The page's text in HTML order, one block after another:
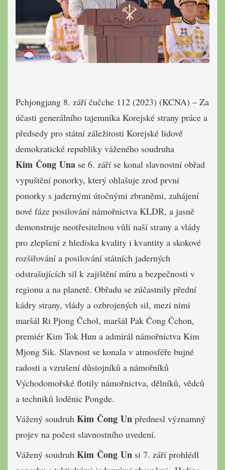
Pchjongjang 8. září čučche 112 (2023) (KCNA) – Za
účasti generálního tajemníka Korejské strany práce a
předsedy pro státní záležitosti Korejské lidově
demokratické republiky váženého soudruha
Kim Čong Una se 6. září se konal slavnostní obřad
vypuštění ponorky, který ohlašuje zrod první
ponorky s jadernými útočnými zbraněmi, zahájení
nové fáze posilování námořnictva KLDR, a jasně
demonstruje neotřesitelnou vůli naší strany a vlády
pro zlepšení z hlediska kvality i kvantity a skokové
rozšiřování a posilování státních jaderných
odstrašujících sil k zajištění míru a bezpečnosti v
regionu a na planetě. Obřadu se zúčastnily přední
kádry strany, vlády a ozbrojených sil, mezi nimi
maršál Ri Pjong Čchol, maršál Pak Čong Čchon,
premiér Kim Tok Hun a admirál námořnictva Kim
Mjong Sik. Slavnost se konala v atmosféře bujné
radosti a vzrušení důstojníků a námořníků
Východomořské flotily námořnictva, dělníků, vědců
a techniků loděnic Pongde.
Vážený soudruh Kim Čong Un přednesl významný
projev na počest slavnostního uvedení.
Vážený soudruh Kim Čong Un si 7. září prohlédl